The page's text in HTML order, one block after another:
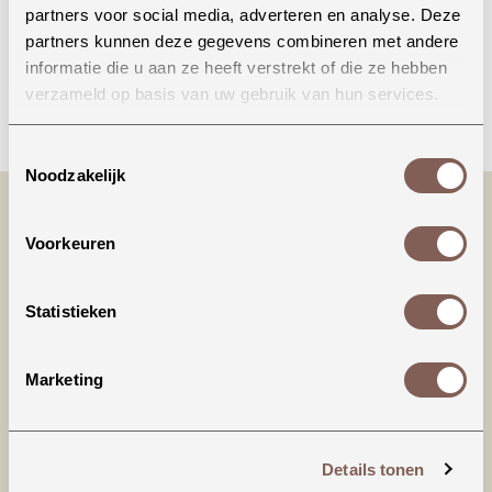
partners voor social media, adverteren en analyse. Deze
partners kunnen deze gegevens combineren met andere
informatie die u aan ze heeft verstrekt of die ze hebben
verzameld op basis van uw gebruik van hun services.
Noodzakelijk
Voorkeuren
Statistieken
Marketing
Details tonen
Bellen
Productinformatie